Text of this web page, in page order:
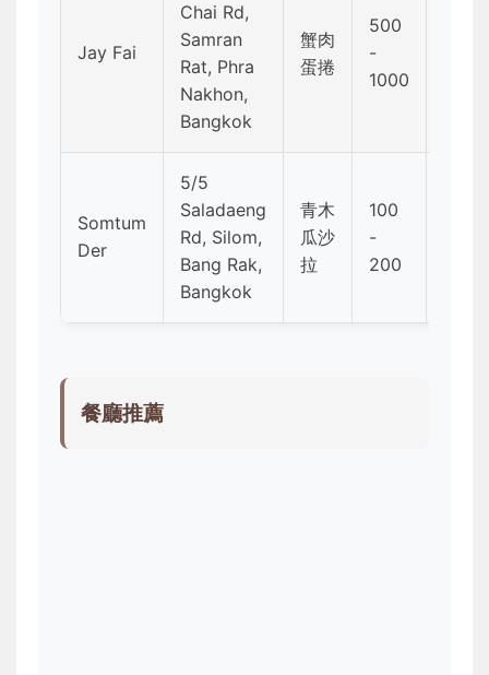
Jay Fai
Chai Rd,
Samran
Rat, Phra
Nakhon,
Bangkok
蟹肉
蛋捲
500
-
1000
Somtum
Der
5/5
Saladaeng
Rd, Silom,
Bang Rak,
Bangkok
青木
瓜沙
拉
100
-
200
餐廳推薦